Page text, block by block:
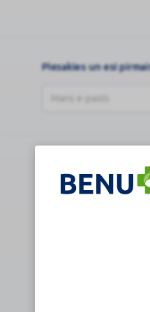
Piesakies un esi
BENU Aptieka Latvija,
Juridiskā adrese / Faktiskā
Noliktavu iela 5, Dreiliņi,
. Visas